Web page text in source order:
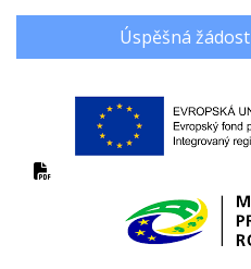
Úspěšná